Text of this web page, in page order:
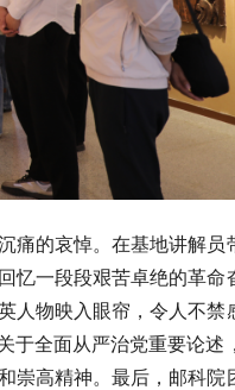
的哀悼。在基地讲解员
一段段艰苦卓绝的革
物映入眼帘，令人不
全面从严治党重要论
高精神。最后，邮科